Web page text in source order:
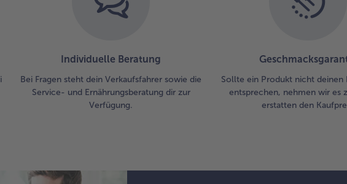
Individuelle Beratung
Bei Fragen steht dein Verkaufsfahrer sowie die
Service- und Ernährungsberatung dir zur
Verfügung.
Sollte ein Produkt nicht deinen
entsprechen, nehmen wir es
erstatten den